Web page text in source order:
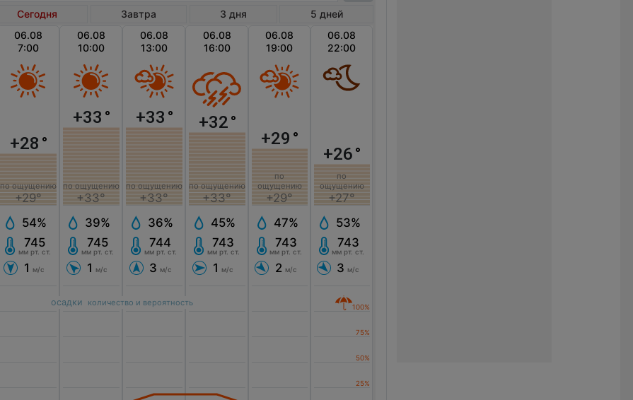
Сегодня Завтра 3 дня
5 дней
06.08
7:00
+28 °
по ощущению
+29°
54%
745
мм рт. ст.
1 м/с
06.08
10:00
+33 °
по ощущению
+33°
39%
745
мм рт. ст.
1 м/с
06.08
13:00
+33 °
по ощущению
+33°
36%
744
мм рт. ст.
3 м/с
06.08
16:00
+32°
по ощущению
+33°
45%
743
мм рт. ст.
1 м/с
06.08
19:00
+29 °
по
ощущению
+29°
47%
743
мм рт. ст.
2 м/с
06.08
22:00
+26°
по
ощущению
+27°
53%
743
мм рт. ст.
3 м/с
осадки количество и вероятность